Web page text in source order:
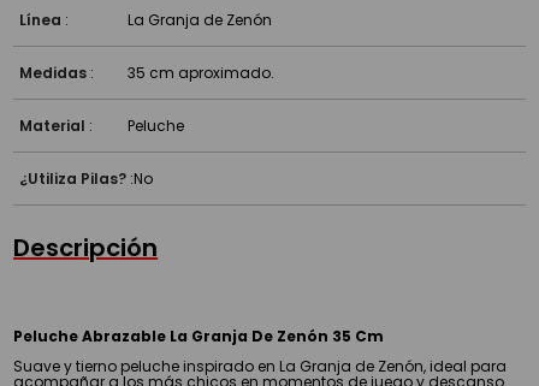
Línea : La Granja de Zenón
Medidas : 35 cm aproximado.
Material : Peluche
¿Utiliza Pilas? :No
Descripción
Peluche Abrazable La Granja De Zenón 35 Cm
Suave y tierno peluche inspirado en La Granja de Zenón, ideal para
acompañar a los más chicos en momentos de juego y descanso.